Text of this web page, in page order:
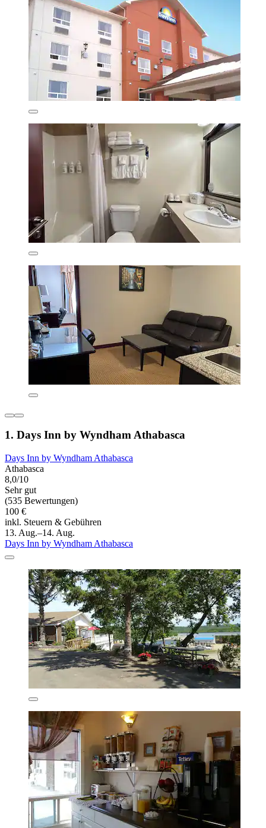
1. Days Inn by Wyndham Athabasca
Days Inn by Wyndham Athabasca
Athabasca
8,0/10
Sehr gut
(535 Bewertungen)
100 €
inkl. Steuern & Gebühren
13. Aug.–14. Aug.
Days Inn by Wyndham Athabasca